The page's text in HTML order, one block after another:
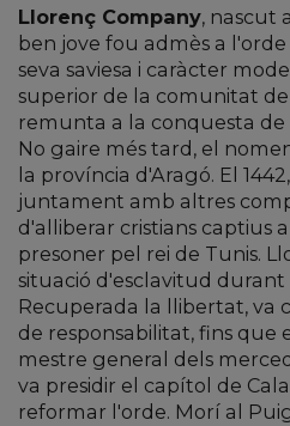
Llorenç Company, nascut
ben jove fou admès a
seva saviesa i caràcter
superior de la comunitat
remunta a la conquesta de
No gaire més tard, el
la província d'Aragó. El
juntament amb altres
d'alliberar cristians captius
presoner pel rei de Tunis.
situació d'esclavitud durant
Recuperada la llibertat, va
de responsabilitat, fins que
mestre general dels
va presidir el capítol de
reformar l'orde. Morí al